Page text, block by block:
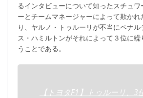
るインタビューについて知ったスチュ
ーとチームマネージャーによって欺か
り、ヤルノ・トゥルーリが不当にペナ
ス・ハミルトンがそれによって３位に
うことである。
【トヨタF1】トゥルーリ、